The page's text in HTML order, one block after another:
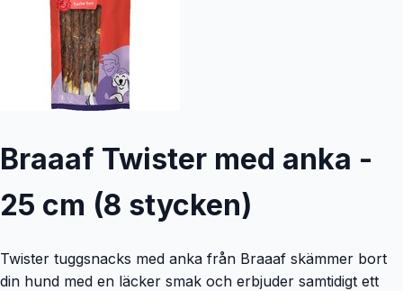
Braaaf Twister med anka -
25 cm (8 stycken)
Twister tuggsnacks med anka från Braaaf skämmer bort
din hund med en läcker smak och erbjuder samtidigt ett